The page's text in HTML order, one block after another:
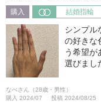
購入 結婚指輪
シンプル
の好きな
う希望が
選びまし
なべさん（28歳・男性）
購入 2024/07
投稿 2024/08/25